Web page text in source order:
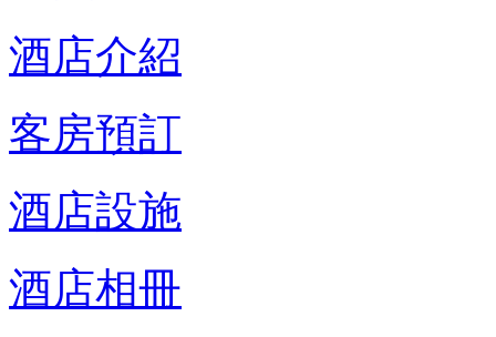
酒店介紹
客房預訂
酒店設施
酒店相冊